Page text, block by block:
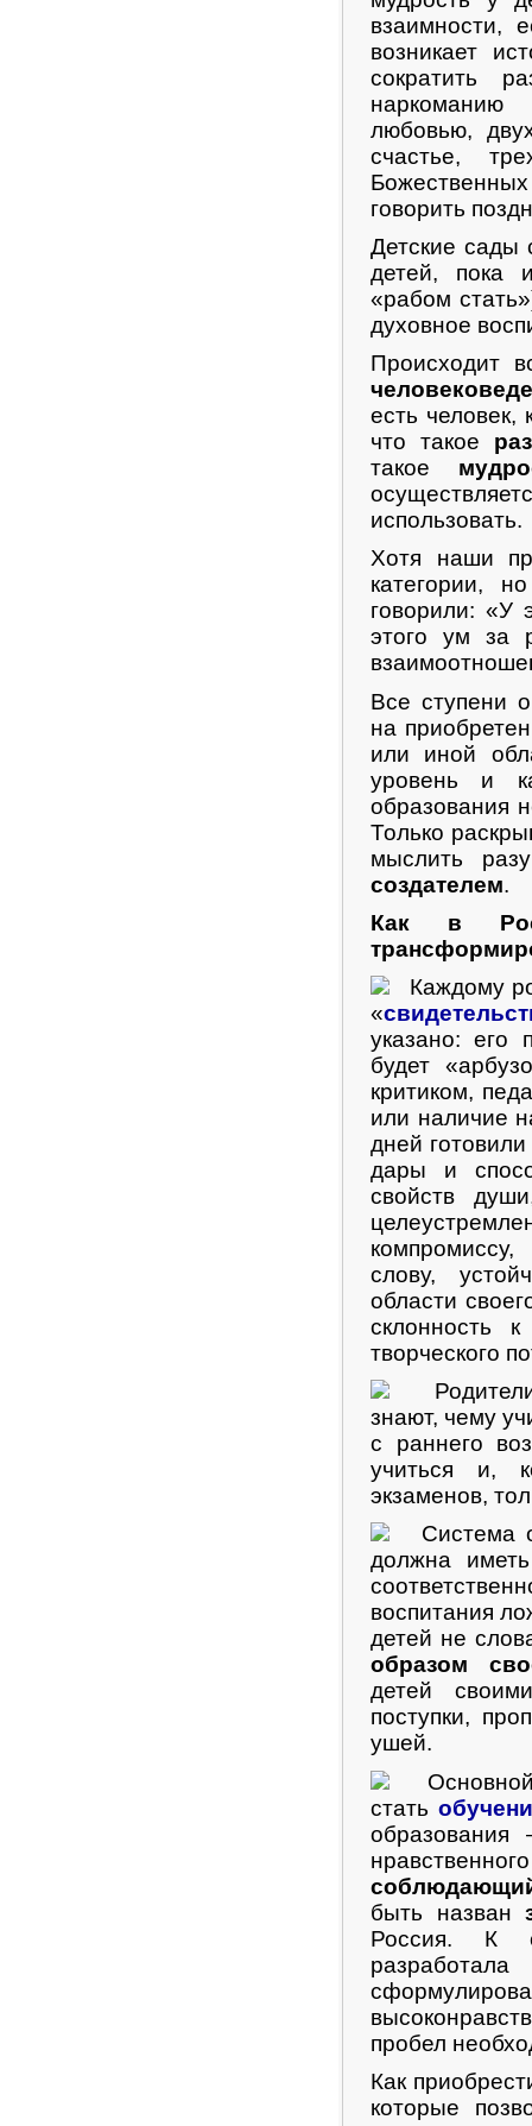
взаимности,
возникает
сократить
наркоманию
любовью,
счастье,
говорить
Детские сады
детей, пока
«рабом
духовное
Происходит
есть человек,
что такое
такое
использовать.
Хотя наши
категории,
говорили: «У
этого ум за
Все ступени
на
или иной
уровень и
образования
Только
мыслить
создателем.
Как в
Каждому
«
указано: его
будет
критиком,
или наличие
дней
дары и
свойств
слову,
области
склонность
творческого
Родители,
знают, чему
с раннего
учиться и,
экзаменов,
Система
должна
воспитания
детей не
образом
детей
поступки,
ушей.
Основной
стать
быть назван
Россия. К
пробел
Как
которые